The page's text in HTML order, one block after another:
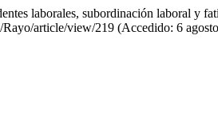
laborales, subordinación laboral y
article/view/219 (Accedido: 6